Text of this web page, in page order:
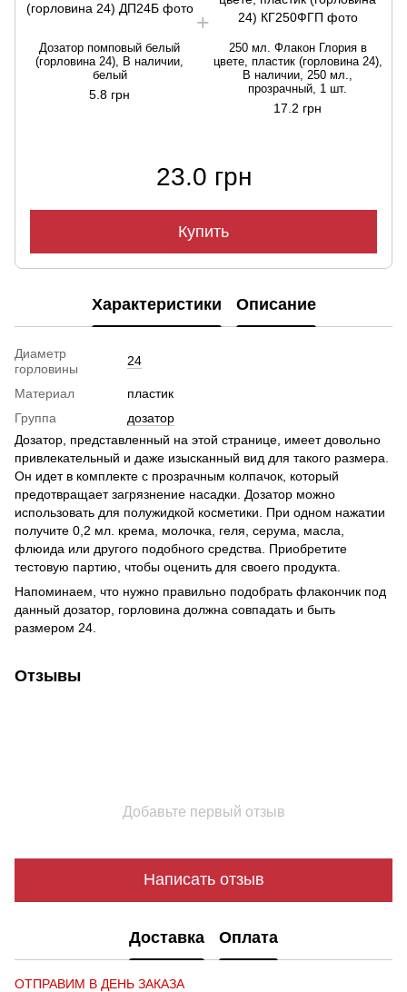
Дозатор помповый белый
(горловина 24), В наличии,
белый
5.8 грн
250 мл. Флакон Глория в
цвете, пластик (горловина 24),
В наличии, 250 мл.,
прозрачный, 1 шт.
17.2 грн
23.0 грн
Купить
Характеристики Описание
Диаметр
горловины
24
Материал
пластик
Группа
дозатор
Дозатор, представленный на этой странице, имеет довольно
привлекательный и даже изысканный вид для такого размера.
Он идет в комплекте с прозрачным колпачок, который
предотвращает загрязнение насадки. Дозатор можно
использовать для полужидкой косметики. При одном нажатии
получите 0,2 мл. крема, молочка, геля, серума, масла,
флюида или другого подобного средства. Приобретите
тестовую партию, чтобы оценить для своего продукта.
Напоминаем, что нужно правильно подобрать флакончик под
данный дозатор, горловина должна совпадать и быть
размером 24.
Отзывы
Добавьте первый отзыв
Написать отзыв
Доставка Оплата
ОТПРАВИМ В ДЕНЬ ЗАКАЗА